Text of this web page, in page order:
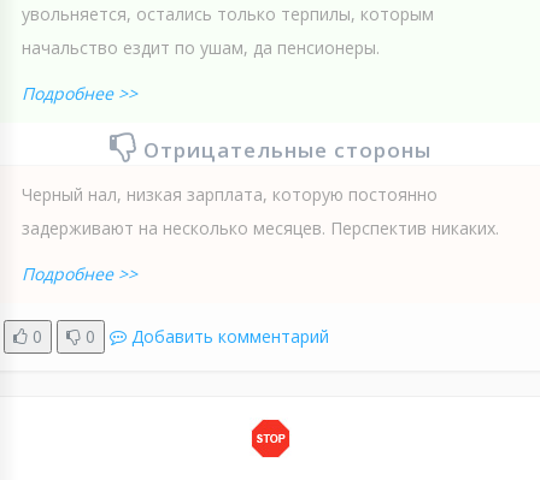
увольняется, остались только терпилы, которым
начальство ездит по ушам, да пенсионеры.
Подробнее >>
Отрицательные стороны
Черный нал, низкая зарплата, которую постоянно
задерживают на несколько месяцев. Перспектив никаких.
Подробнее >>
0 0 Добавить комментарий